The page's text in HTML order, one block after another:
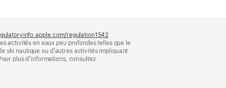
regulation1542
dans
une
activités en eaux peu profondes telles que le
ski nautique ou d’autres activités impliquant
plus d’informations, consultez